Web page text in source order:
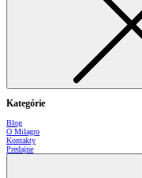
Kategórie
Blog
O Milagro
Kontakty
Predajne